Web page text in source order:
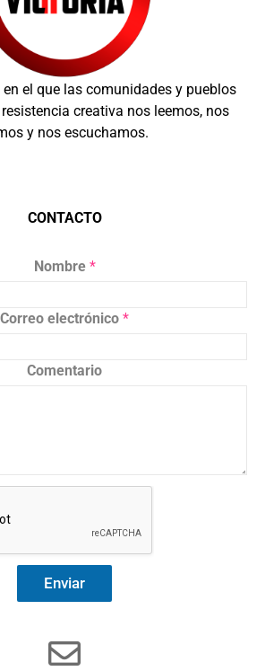
el que las comunidades y pueblos
creativa nos leemos, nos
y nos escuchamos.
CONTACTO
Nombre *
Correo electrónico *
Comentario
Enviar